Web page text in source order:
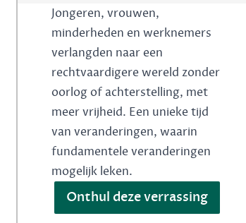
Jongeren, vrouwen,
minderheden en werknemers
verlangden naar een
rechtvaardigere wereld zonder
oorlog of achterstelling, met
meer vrijheid. Een unieke tijd
van veranderingen, waarin
fundamentele veranderingen
mogelijk leken.
Onthul deze verrassing